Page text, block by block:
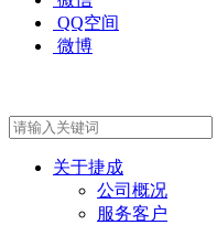
QQ空间
微博
关于捷成
公司概况
服务客户